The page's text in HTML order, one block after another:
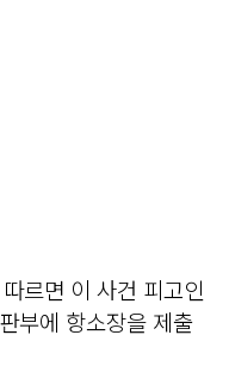
르면 이 사건 피고인
부에 항소장을 제출